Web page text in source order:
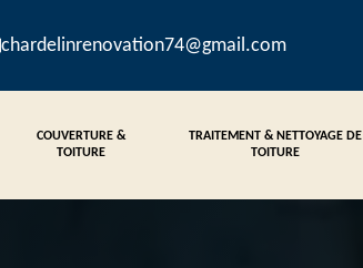
chardelinrenovation74@gmail.com
COUVERTURE &
TOITURE
TRAITEMENT & NETTOYAGE DE
TOITURE